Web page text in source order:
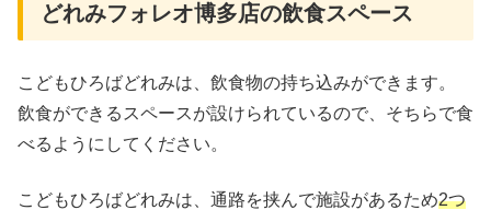
どれみフォレオ博多店の飲食スペース
こどもひろばどれみは、飲食物の持ち込みができます。
飲食ができるスペースが設けられているので、そちらで食
べるようにしてください。
こどもひろばどれみは、通路を挟んで施設があるため2つ